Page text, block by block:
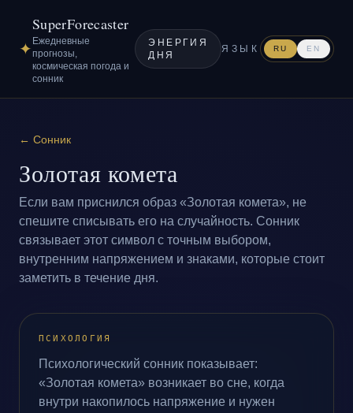
✦
SuperForecaster
Ежедневные
прогнозы,
космическая погода и
сонник
ЭНЕРГИЯ
ДНЯ
ЯЗЫК RU EN
← Сонник
Золотая комета
Если вам приснился образ «Золотая комета», не
спешите списывать его на случайность. Сонник
связывает этот символ с точным выбором,
внутренним напряжением и знаками, которые стоит
заметить в течение дня.
ПСИХОЛОГИЯ
Психологический сонник показывает:
«Золотая комета» возникает во сне, когда
внутри накопилось напряжение и нужен